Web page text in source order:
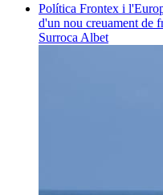
Política Frontex i
d'un nou creuament de
Surroca Albet